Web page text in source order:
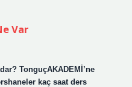
Var
TonguçAKADEMİ’ne
kaç saat ders